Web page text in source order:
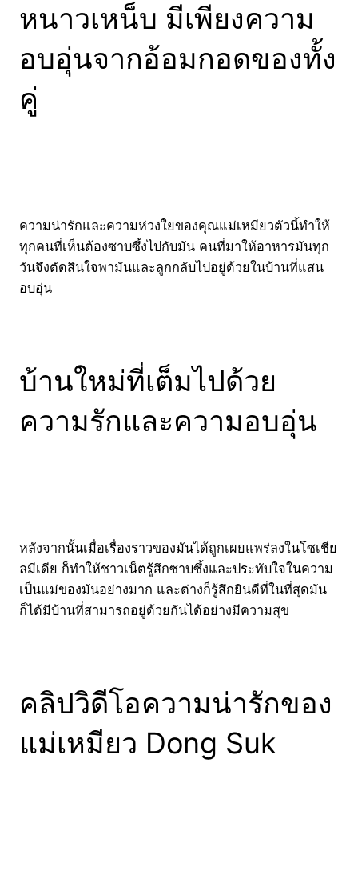
หนาวเหน็บ มีเพียงความ
อบอุ่นจากอ้อมกอดของทั้ง
คู่
ความน่ารักและความห่วงใยของคุณแม่เหมียวตัวนี้ทำให้
ทุกคนที่เห็นต้องซาบซึ้งไปกับมัน คนที่มาให้อาหารมันทุก
วันจึงตัดสินใจพามันและลูกกลับไปอยู่ด้วยในบ้านที่แสน
อบอุ่น
บ้านใหม่ที่เต็มไปด้วย
ความรักและความอบอุ่น
หลังจากนั้นเมื่อเรื่องราวของมันได้ถูกเผยแพร่ลงในโซเชีย
ลมีเดีย ก็ทำให้ชาวเน็ตรู้สึกซาบซึ้งและประทับใจในความ
เป็นแม่ของมันอย่างมาก และต่างก็รู้สึกยินดีที่ในที่สุดมัน
ก็ได้มีบ้านที่สามารถอยู่ด้วยกันได้อย่างมีความสุข
คลิปวิดีโอความน่ารักของ
แม่เหมียว Dong Suk